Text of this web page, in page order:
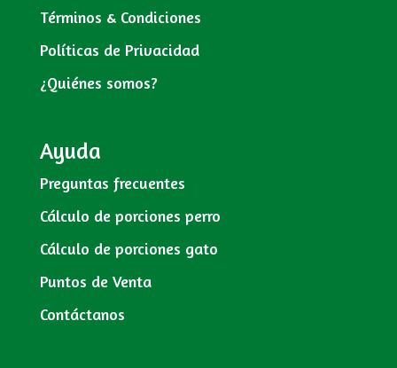
Términos & Condiciones
Políticas de Privacidad
¿Quiénes somos?
Ayuda
Preguntas frecuentes
Cálculo de porciones perro
Cálculo de porciones gato
Puntos de Venta
Contáctanos